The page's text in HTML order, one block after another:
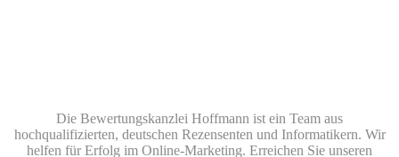
Die Bewertungskanzlei Hoffmann ist ein Team aus
hochqualifizierten, deutschen Rezensenten und Informatikern. Wir
helfen für Erfolg im Online-Marketing. Erreichen Sie unseren